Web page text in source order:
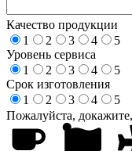
Качество продукции
1
2 3 4
5
Уровень сервиса
1
2 3 4
5
Срок изготовления
1
2 3 4
5
Пожалуйста,